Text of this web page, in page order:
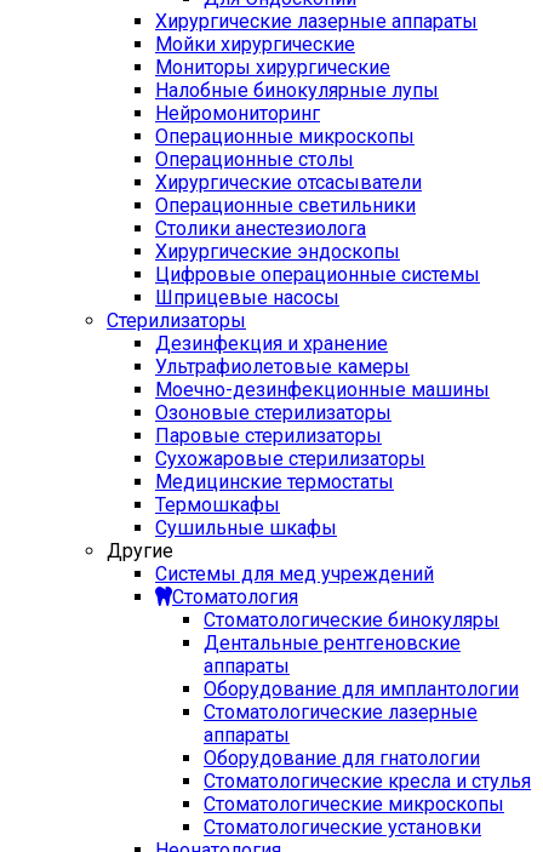
Хирургические лазерные аппараты
Мойки хирургические
Мониторы хирургические
Налобные бинокулярные лупы
Нейромониторинг
Операционные микроскопы
Операционные столы
Хирургические отсасыватели
Операционные светильники
Столики анестезиолога
Хирургические эндоскопы
Цифровые операционные системы
Шприцевые насосы
Стерилизаторы
Дезинфекция и хранение
Ультрафиолетовые камеры
Моечно-дезинфекционные машины
Озоновые стерилизаторы
Паровые стерилизаторы
Сухожаровые стерилизаторы
Медицинские термостаты
Термошкафы
Сушильные шкафы
Другие
Системы для мед учреждений
Стоматология
Стоматологические бинокуляры
Дентальные рентгеновские
аппараты
Оборудование для имплантологии
Стоматологические лазерные
аппараты
Оборудование для гнатологии
Стоматологические кресла и стулья
Стоматологические микроскопы
Стоматологические установки